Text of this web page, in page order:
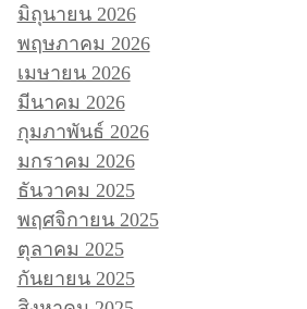
มิถุนายน 2026
พฤษภาคม 2026
เมษายน 2026
มีนาคม 2026
กุมภาพันธ์ 2026
มกราคม 2026
ธันวาคม 2025
พฤศจิกายน 2025
ตุลาคม 2025
กันยายน 2025